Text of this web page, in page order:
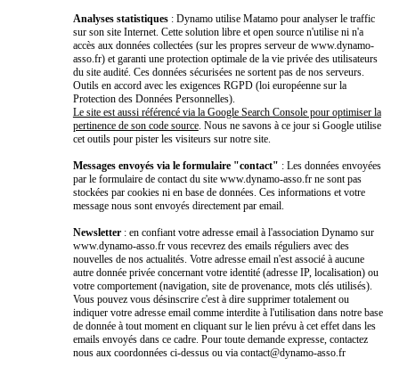
Analyses statistiques : Dynamo utilise Matamo pour analyser le traffic
sur son site Internet. Cette solution libre et open source n'utilise ni n'a
accès aux données collectées (sur les propres serveur de www.dynamo-
asso.fr) et garanti une protection optimale de la vie privée des utilisateurs
du site audité. Ces données sécurisées ne sortent pas de nos serveurs.
Outils en accord avec les exigences RGPD (loi européenne sur la
Protection des Données Personnelles).
Le site est aussi référencé via la Google Search Console pour optimiser la
pertinence de son code source. Nous ne savons à ce jour si Google utilise
cet outils pour pister les visiteurs sur notre site.
Messages envoyés via le formulaire "contact" : Les données envoyées
par le formulaire de contact du site www.dynamo-asso.fr ne sont pas
stockées par cookies ni en base de données. Ces informations et votre
message nous sont envoyés directement par email.
Newsletter : en confiant votre adresse email à l'association Dynamo sur
www.dynamo-asso.fr vous recevrez des emails réguliers avec des
nouvelles de nos actualités. Votre adresse email n'est associé à aucune
autre donnée privée concernant votre identité (adresse IP, localisation) ou
votre comportement (navigation, site de provenance, mots clés utilisés).
Vous pouvez vous désinscrire c'est à dire supprimer totalement ou
indiquer votre adresse email comme interdite à l'utilisation dans notre base
de donnée à tout moment en cliquant sur le lien prévu à cet effet dans les
emails envoyés dans ce cadre. Pour toute demande expresse, contactez
nous aux coordonnées ci-dessus ou via contact@dynamo-asso.fr